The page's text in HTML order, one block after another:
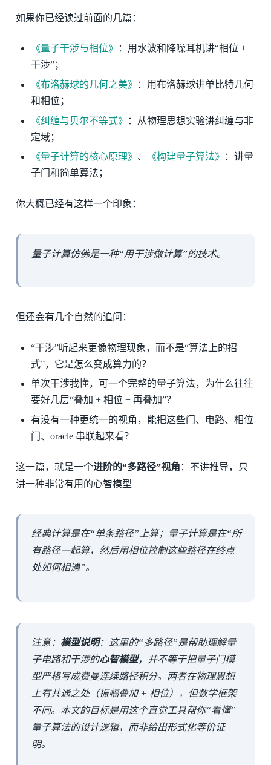
如果你已经读过前面的几篇：
《量子干涉与相位》
：用水波和降噪耳机讲“相位 +
干涉”；
《布洛赫球的几何之美》
：用布洛赫球讲单比特几何
和相位；
《纠缠与贝尔不等式》
：从物理思想实验讲纠缠与非
定域；
《量子计算的核心原理》 、 《构建量子算法》
：讲量
子门和简单算法；
你大概已经有这样一个印象：
量子计算仿佛是一种“用干涉做计算”的技术。
但还会有几个自然的追问：
“干涉”听起来更像物理现象，而不是“算法上的招
式”，它是怎么变成算力的？
单次干涉我懂，可一个完整的量子算法，为什么往往
要好几层“叠加 + 相位 + 再叠加”？
有没有一种更统一的视角，能把这些门、电路、相位
门、oracle 串联起来看？
这一篇，就是一个进阶的“多路径”视角 ：不讲推导，只
讲一种非常有用的心智模型——
经典计算是在“单条路径”上算；量子计算是在“所
有路径一起算，然后用相位控制这些路径在终点
处如何相遇”。
注意： 模型说明：这里的“多路径”是帮助理解量
子电路和干涉的心智模型，并不等于把量子门模
型严格写成费曼连续路径积分。两者在物理思想
上有共通之处（振幅叠加 + 相位），但数学框架
不同。本文的目标是用这个直觉工具帮你“看懂”
量子算法的设计逻辑，而非给出形式化等价证
明。